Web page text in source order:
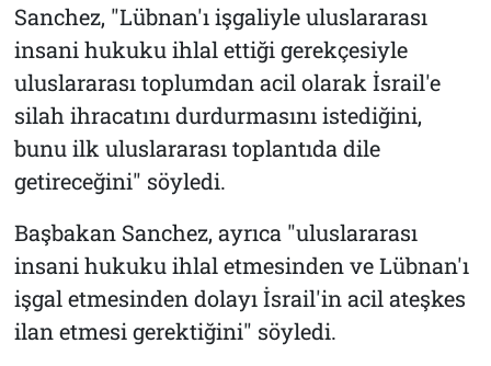
Sanchez, "Lübnan'ı işgaliyle uluslararası
insani hukuku ihlal ettiği gerekçesiyle
uluslararası toplumdan acil olarak İsrail'e
silah ihracatını durdurmasını istediğini,
bunu ilk uluslararası toplantıda dile
getireceğini" söyledi.
Başbakan Sanchez, ayrıca "uluslararası
insani hukuku ihlal etmesinden ve Lübnan'ı
işgal etmesinden dolayı İsrail'in acil ateşkes
ilan etmesi gerektiğini" söyledi.